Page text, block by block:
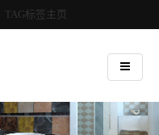
TAG标签主页